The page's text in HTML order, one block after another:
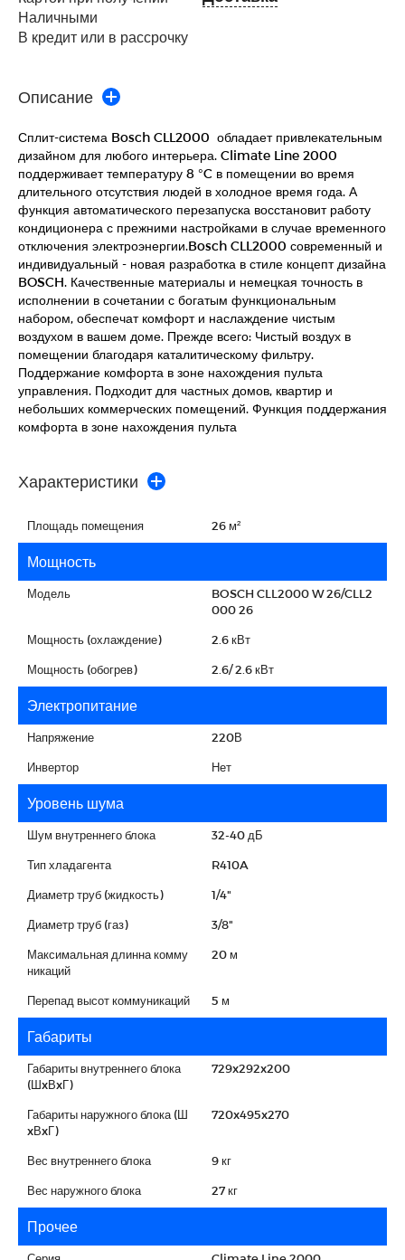
Наличными
В кредит или в рассрочку
Описание
Сплит-система Bosch CLL2000 обладает привлекательным
дизайном для любого интерьера. Climate Line 2000
поддерживает температуру 8 °C в помещении во время
длительного отсутствия людей в холодное время года. А
функция автоматического перезапуска восстановит работу
кондиционера с прежними настройками в случае временного
отключения электроэнергии.Bosch CLL2000 современный и
индивидуальный - новая разработка в стиле концепт дизайна
BOSCH. Качественные материалы и немецкая точность в
исполнении в сочетании с богатым функциональным
набором, обеспечат комфорт и наслаждение чистым
воздухом в вашем доме. Прежде всего: Чистый воздух в
помещении благодаря каталитическому фильтру.
Поддержание комфорта в зоне нахождения пульта
управления. Подходит для частных домов, квартир и
небольших коммерческих помещений. Функция поддержания
комфорта в зоне нахождения пульта
Характеристики
Площадь помещения 26 м²
Мощность
Модель
BOSCH CLL2000 W 26/CLL2
000 26
Мощность (охлаждение) 2.6 кВт
Мощность (обогрев) 2.6/ 2.6 кВт
Электропитание
Напряжение 220В
Инвертор Нет
Уровень шума
Шум внутреннего блока 32-40 дБ
Тип хладагента R410A
Диаметр труб (жидкость) 1/4"
Диаметр труб (газ) 3/8"
Максимальная длинна комму
никаций
20 м
Перепад высот коммуникаций 5 м
Габариты
Габариты внутреннего блока
(ШxВxГ)
729x292x200
Габариты наружного блока (Ш
xВxГ)
720x495x270
Вес внутреннего блока 9 кг
Вес наружного блока 27 кг
Прочее